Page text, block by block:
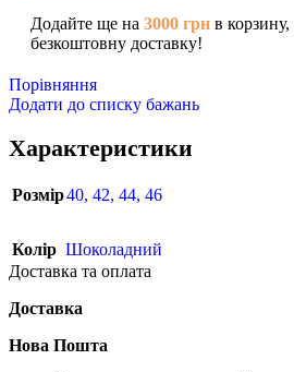
Додайте ще на 3000 грн в
безкоштовну доставку!
Порівняння
Додати до списку бажань
Характеристики
Розмір40, 42, 44, 46
Колір Шоколадний
Доставка та оплата
Доставка
Нова Пошта